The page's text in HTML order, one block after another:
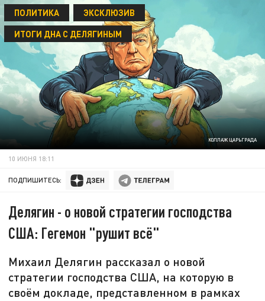
КОЛЛАЖ ЦАРЬГРАДА
ПОЛИТИКА
ЭКСКЛЮЗИВ
ИТОГИ ДНА С ДЕЛЯГИНЫМ
10 ИЮНЯ 18:11
ПОДПИШИТЕСЬ:
Делягин - о новой стратегии господства
США: Гегемон "рушит всё"
Михаил Делягин рассказал о новой
стратегии господства США, на которую в
своём докладе, представленном в рамках